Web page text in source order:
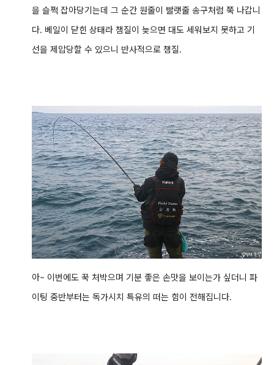
을 슬쩍 잡아당기는데 그 순간 원줄이 빨랫줄 송구처럼 쭉 나갑니
다. 베일이 닫힌 상태라 챔질이 늦으면 대도 세워보지 못하고 기
선을 제압당할 수 있으니 반사적으로 챔질.
아~ 이번에도 꾹 처박으며 기분 좋은 손맛을 보이는가 싶더니 파
이팅 중반부터는 독가시치 특유의 떠는 힘이 전해집니다.